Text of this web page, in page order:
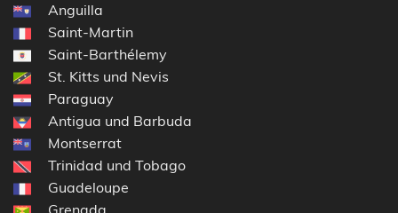
Anguilla
Saint-Martin
Saint-Barthélemy
St. Kitts und Nevis
Paraguay
Antigua und Barbuda
Montserrat
Trinidad und Tobago
Guadeloupe